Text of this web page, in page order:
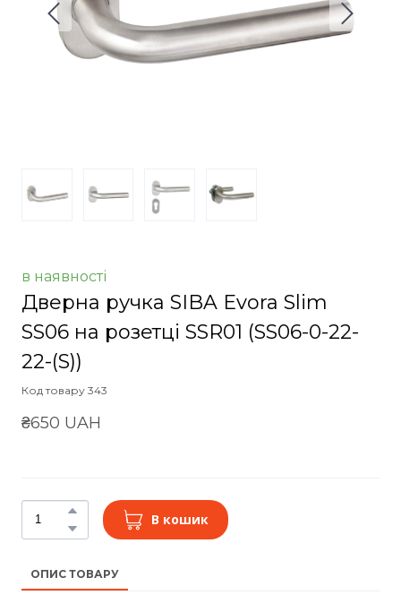
в наявності
Дверна ручка SIBA Evora Slim
SS06 на розетці SSR01 (SS06-0-22-
22-(S))
Код товару 343
₴650 UAH
В кошик
ОПИС ТОВАРУ